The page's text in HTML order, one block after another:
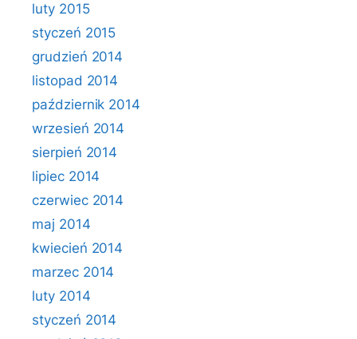
luty 2015
styczeń 2015
grudzień 2014
listopad 2014
październik 2014
wrzesień 2014
sierpień 2014
lipiec 2014
czerwiec 2014
maj 2014
kwiecień 2014
marzec 2014
luty 2014
styczeń 2014